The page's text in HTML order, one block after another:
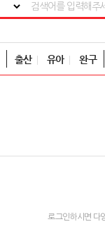
출산 유아 완구
로그인하시면 다